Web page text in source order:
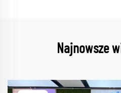
Najnowsze